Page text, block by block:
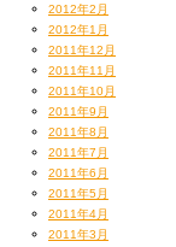
2012年2月
2012年1月
2011年12月
2011年11月
2011年10月
2011年9月
2011年8月
2011年7月
2011年6月
2011年5月
2011年4月
2011年3月